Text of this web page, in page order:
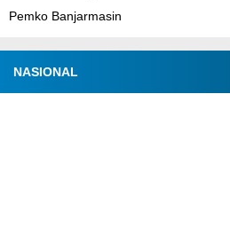
Pemko Banjarmasin
NASIONAL